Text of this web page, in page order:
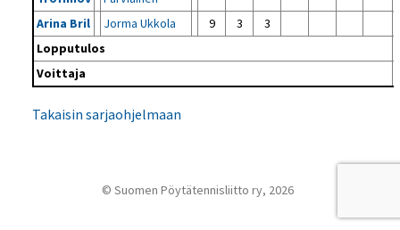
Arina Bril Jorma Ukkola 9 3
3
Lopputulos
Voittaja
Takaisin sarjaohjelmaan
© Suomen Pöytätennisliitto ry, 2026